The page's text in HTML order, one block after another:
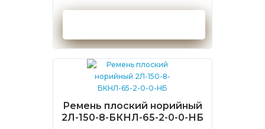
Ремень плоский норийный
2Л-150-8-БКНЛ-65-2-0-0-НБ